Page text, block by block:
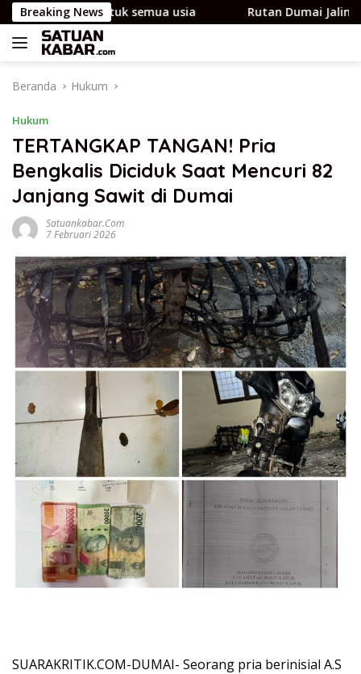
Langsung
ke
konten
Breaking News
untuk semua usia Rutan Dumai Jalin Kerja
Beranda Hukum
Hukum
TERTANGKAP TANGAN! Pria
Bengkalis Diciduk Saat Mencuri 82
Janjang Sawit di Dumai
Satuankabar.com
7 Februari 2026
SUARAKRITIK.COM-DUMAI- Seorang pria berinisial A.S